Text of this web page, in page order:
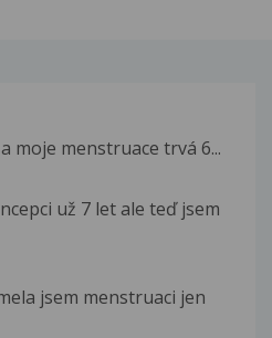
moje menstruace trvá 6...
už 7 let ale teď jsem
jsem menstruaci jen